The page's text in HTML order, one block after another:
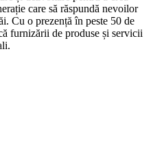
care să răspundă nevoilor
Cu o prezență în peste 50 de
furnizării de produse și servicii